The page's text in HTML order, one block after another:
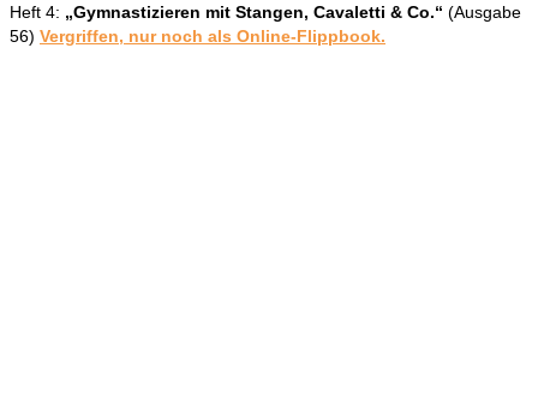
Heft 4: „Gymnastizieren mit Stangen, Cavaletti & Co.“ (Ausgabe
56) Vergriffen, nur noch als Online-Flippbook.